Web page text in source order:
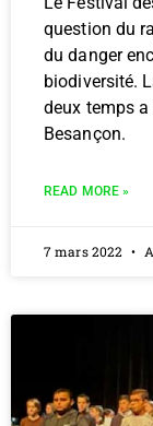
question du
du danger
biodiversité.
deux temps
Besançon.
READ MORE »
7 mars 2022